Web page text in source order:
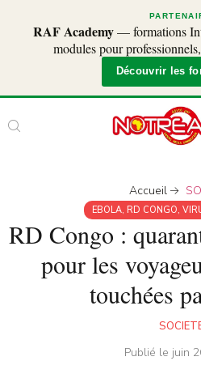
RAF Academy— formations
modules pour
Découvrir les
Accueil
EBOLA, RD CONGO,
RD Congo :
pour les
touchées
Publié le juin